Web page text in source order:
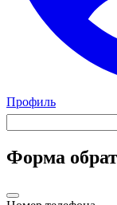
Профиль
Форма